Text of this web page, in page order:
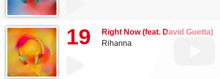
19
Right Now (feat. David Guetta)
Rihanna